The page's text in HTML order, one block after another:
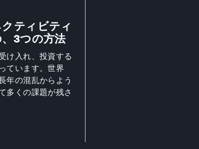
ティビティ
3つの方法
け入れ、投資する
ています。世界
年の混乱からよう
多くの課題が残さ